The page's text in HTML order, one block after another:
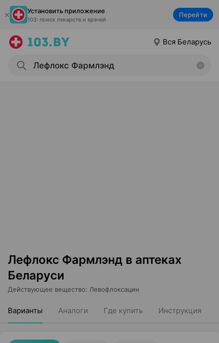
Установить приложение
103: поиск лекарств и врачей
Перейти
Вся Беларусь
Лефлокс Фармлэнд в аптеках
Беларуси
Действующее вещество: Левофлоксацин
Варианты Аналоги Где купить Инструкция